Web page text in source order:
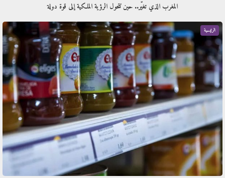
المغرب الذي تغيّر.. حين تتحول الرؤية الملكية إلى قوة دولة
الرئيسية